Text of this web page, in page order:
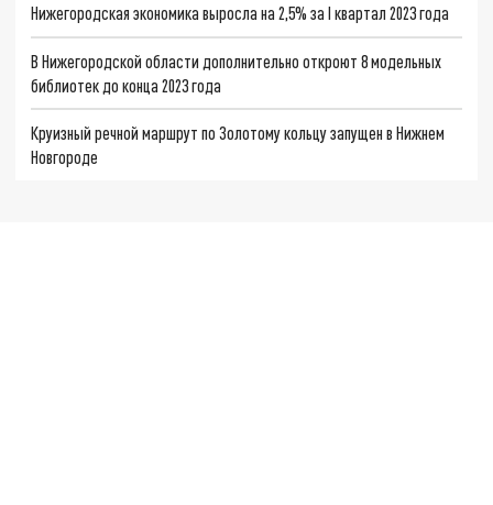
Нижегородская экономика выросла на 2,5% за I квартал 2023 года
В Нижегородской области дополнительно откроют 8 модельных
библиотек до конца 2023 года
Круизный речной маршрут по Золотому кольцу запущен в Нижнем
Новгороде